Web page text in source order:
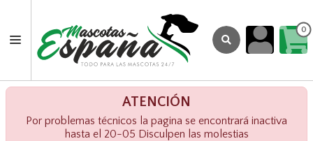
0
ATENCIÓN
Por problemas técnicos la pagina se encontrará inactiva
hasta el 20-05 Disculpen las molestias